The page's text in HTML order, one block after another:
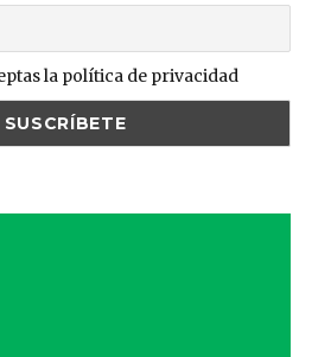
la política de privacidad